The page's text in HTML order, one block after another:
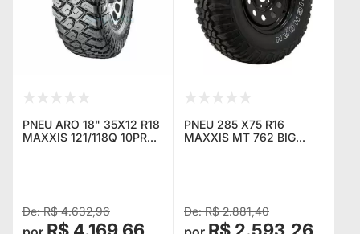
PNEU ARO 18" 35X12 R18
MAXXIS 121/118Q 10PR
R$ 4.632,96
PNEU 285 X75 R16
MAXXIS MT 762 BIG
R$ 2.881,40